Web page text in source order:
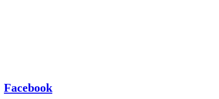
Facebook